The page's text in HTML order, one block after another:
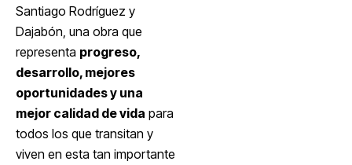
Santiago Rodríguez y
Dajabón, una obra que
representa progreso,
desarrollo, mejores
oportunidades y una
mejor calidad de vida para
todos los que transitan y
viven en esta tan importante